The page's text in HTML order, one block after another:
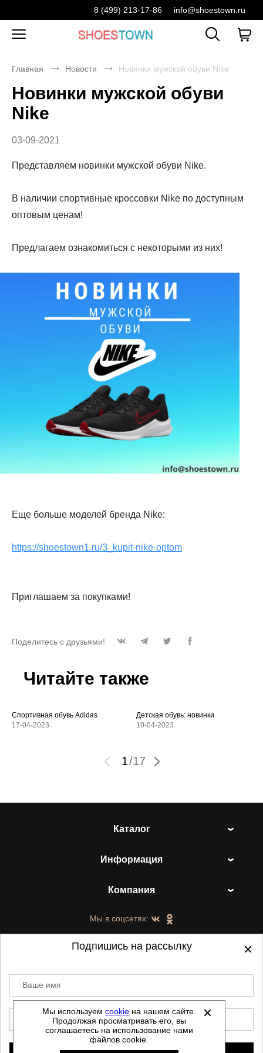
8 (499) 213-17-86 info@shoestown.ru
Главная Новости Новинки мужской обуви Nike
Новинки мужской обуви
Nike
03-09-2021
Представляем новинки мужской обуви Nike.
В наличии спортивные кроссовки Nike по доступным
оптовым ценам!
Предлагаем ознакомиться с некоторыми из них!
Еще больше моделей бренда Nike:
https://shoestown1.ru/3_kupit-nike-optom
Приглашаем за покупками!
Поделитесь с друзьями!
Читайте также
Спортивная обувь Adidas
17-04-2023
Детская обувь: новинки
10-04-2023
1/17
Каталог
Информация
Компания
Мы в соцсетях:
©2021-2026 - ShoesTown.ru - все права
защищены.
Данный сайт не является интернет магазином и
не является публичной офертой.
Политика обработки персональных данных
Мы используемcookie на нашем сайте.
Продолжая просматривать его, вы
соглашаетесь на использование нами
файлов cookie.
Подпишись на рассылку
Ваше имя